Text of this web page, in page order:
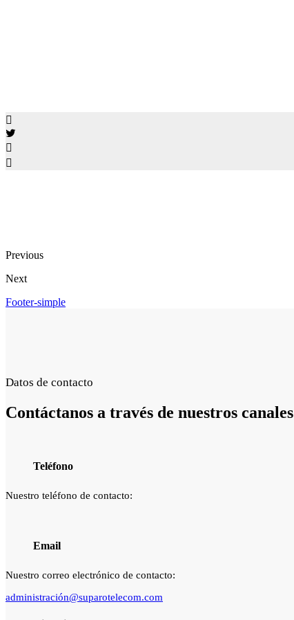
Previous
Next
Footer-simple
Datos de contacto
Contáctanos a través de nuestros canales
Teléfono
Nuestro teléfono de contacto:
Email
Nuestro correo electrónico de contacto:
administración@suparotelecom.com